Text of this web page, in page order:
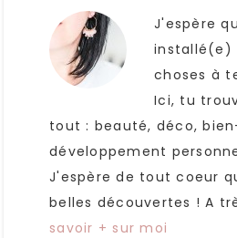
J'espère
installé(e)
choses à
Ici, tu
tout : beauté, déco,
développement
J'espère de tout coeur
belles découvertes ! A
savoir + sur moi